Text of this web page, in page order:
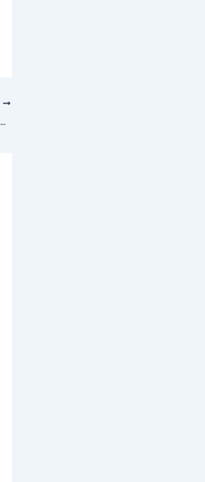
การประท้วงในกรีนแลนด์และเดนมาร์ก ต่อต้านแผนของสหรัฐฯ: เสียงของประชาชนที่ต้องการความยุติธรรม